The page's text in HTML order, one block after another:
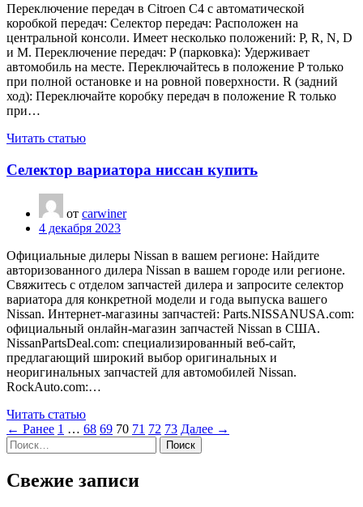
Переключение передач в Citroen C4 с автоматической
коробкой передач: Селектор передач: Расположен на
центральной консоли. Имеет несколько положений: P, R, N, D
и M. Переключение передач: P (парковка): Удерживает
автомобиль на месте. Переключайтесь в положение P только
при полной остановке и на ровной поверхности. R (задний
ход): Переключайте коробку передач в положение R только
при…
Читать статью
Селектор вариатора ниссан купить
от carwiner
4 декабря 2023
Официальные дилеры Nissan в вашем регионе: Найдите
авторизованного дилера Nissan в вашем городе или регионе.
Свяжитесь с отделом запчастей дилера и запросите селектор
вариатора для конкретной модели и года выпуска вашего
Nissan. Интернет-магазины запчастей: Parts.NISSANUSA.com:
официальный онлайн-магазин запчастей Nissan в США.
NissanPartsDeal.com: специализированный веб-сайт,
предлагающий широкий выбор оригинальных и
неоригинальных запчастей для автомобилей Nissan.
RockAuto.com:…
Читать статью
← Ранее 1 … 68 69 70 71 72 73 Далее →
Найти:
Свежие записи